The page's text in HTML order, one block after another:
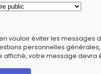
vouloir éviter les messages
personnelles
affiché, votre message devra